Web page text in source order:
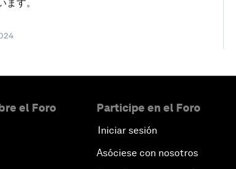
ます。
el Foro Participe en el Foro
Iniciar sesión
Asóciese con nosotros